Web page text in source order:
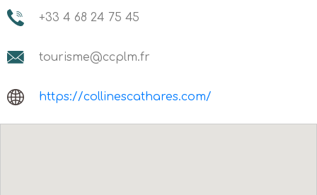
+33 4 68 24 75 45
tourisme@ccplm.fr
https://collinescathares.com/